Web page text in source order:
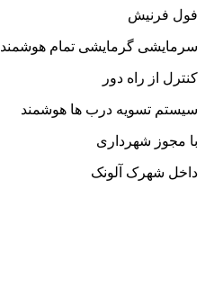
فول فرنیش
سرمایشی گرمایشی تمام هوشمند
کنترل از راه دور
سیستم تسویه درب ها هوشمند
با مجوز شهرداری
داخل شهرک آلونک